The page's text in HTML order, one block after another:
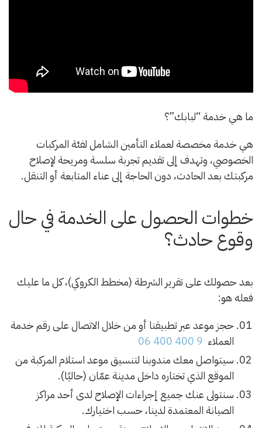
ما هي خدمة “لبابك”؟
هي خدمة مخصصة لعملاء التأمين الشامل لفئة المركبات
الخصوصي، وتهدف إلى تقديم تجربة سلسة ومريحة لإصلاح
مركبتك بعد الحادث، دون الحاجة إلى عناء المتابعة أو التنقل.
خطوات الحصول على الخدمة في حال
وقوع حادث؟
بعد حصولك على تقرير الشرطة (مخطط الكروكي)، كل ما عليك
فعله هو:
حجز موعدعبر تطبيقنا أو من خلال الاتصال على رقم خدمة
العملاء 06 400 400 9
سيتواصل معك مندوبنا لتنسيق موعد استلام المركبة من
الموقع الذي تختاره داخل مدينة عمّان (حاليًا).
سنتولى عنك جميع إجراءات الإصلاح لدى أحد مراكز
الصيانة المعتمدة لدينا، حسب اختيارك.